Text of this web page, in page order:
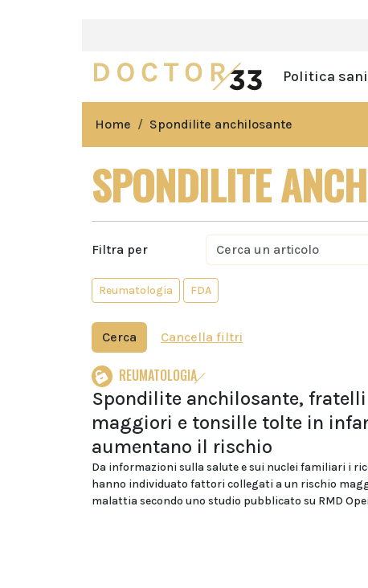
Politica
Home Spondilite anchilosante
SPONDILITE
Filtra per
Reumatologia FDA
Cerca Cancella filtri
REUMATOLOGIA
Spondilite anchilosante, fratelli
maggiori e tonsille tolte in
aumentano il rischio
Da informazioni sulla salute e sui nuclei familiari i
hanno individuato fattori collegati a un rischio
malattia secondo uno studio pubblicato su RMD